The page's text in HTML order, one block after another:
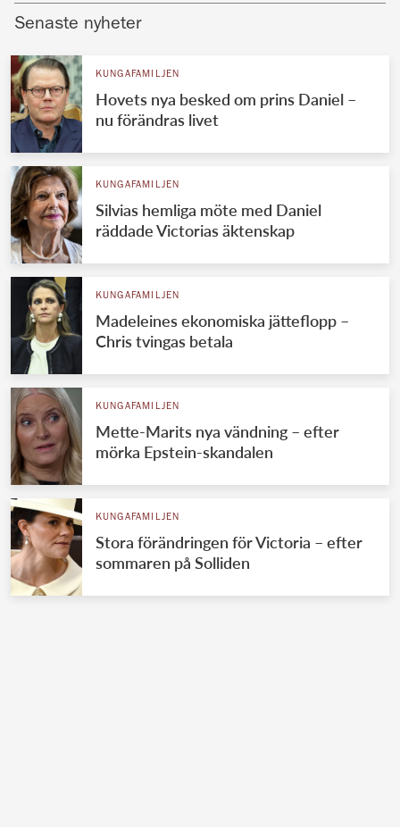
Senaste nyheter
KUNGAFAMILJEN
Hovets nya besked om prins Daniel –
nu förändras livet
KUNGAFAMILJEN
Silvias hemliga möte med Daniel
räddade Victorias äktenskap
KUNGAFAMILJEN
Madeleines ekonomiska jätteflopp –
Chris tvingas betala
KUNGAFAMILJEN
Mette-Marits nya vändning – efter
mörka Epstein-skandalen
KUNGAFAMILJEN
Stora förändringen för Victoria – efter
sommaren på Solliden